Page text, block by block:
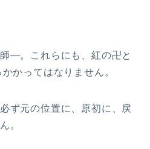
—。これらにも、紅の卍と
かってはなりません。
ず元の位置に、原初に、戻
。